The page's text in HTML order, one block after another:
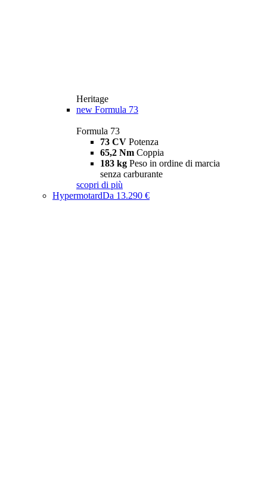
Heritage
new Formula 73
Formula 73
73 CV Potenza
65,2 Nm Coppia
183 kg Peso in ordine di marcia
senza carburante
scopri di più
HypermotardDa 13.290 €